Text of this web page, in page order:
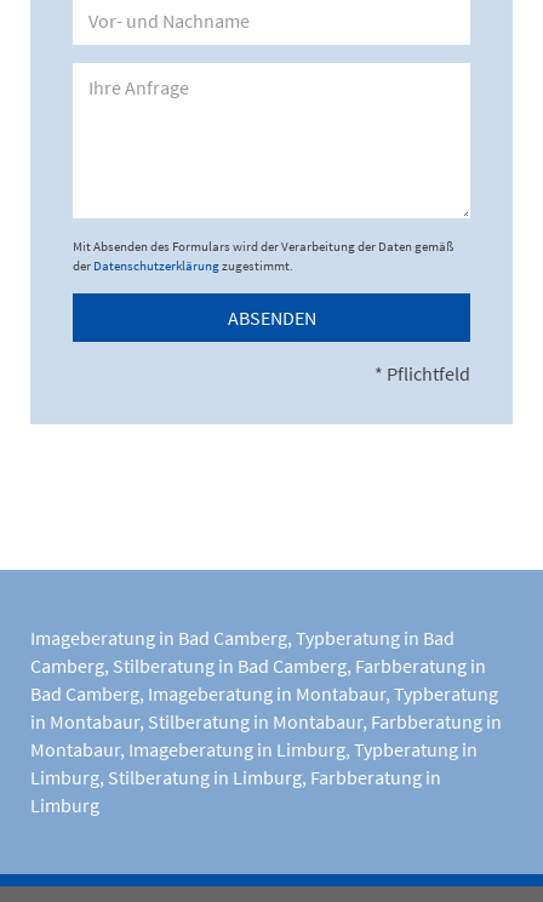
Mit Absenden des Formulars wird der Verarbeitung der Daten gemäß
der Datenschutzerklärungzugestimmt.
ABSENDEN
* Pflichtfeld
Imageberatung in Bad Camberg, Typberatung in Bad
Camberg, Stilberatung in Bad Camberg, Farbberatung in
Bad Camberg, Imageberatung in Montabaur, Typberatung
in Montabaur, Stilberatung in Montabaur, Farbberatung in
Montabaur, Imageberatung in Limburg, Typberatung in
Limburg, Stilberatung in Limburg, Farbberatung in
Limburg